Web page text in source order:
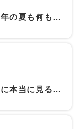
【袖ヶ浦】「今年の夏も何もしないまま終わる…」そう思った時が始めどきです
【袖ヶ浦】夏前に本当に見るべきなのは体重ではありません｜見た目が変わる人の共通点